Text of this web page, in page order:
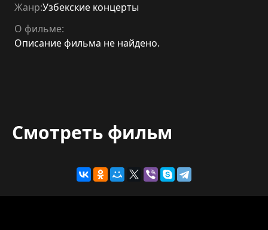
Жанр:Узбекские концерты
О фильме:
Описание фильма не найдено.
Смотреть фильм